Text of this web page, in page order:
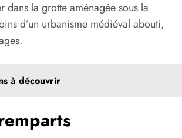
dans la grotte aménagée sous la
d’un urbanisme médiéval abouti,
à découvrir